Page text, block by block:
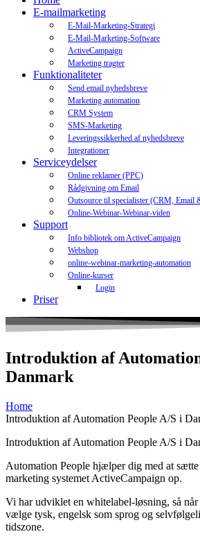
E-mailmarketing
E-Mail-Marketing-Strategi
E-Mail-Marketing-Software
ActiveCampaign
Marketing tragter
Funktionaliteter
Send email nyhedsbreve
Marketing automation
CRM System
SMS-Marketing
Leveringssikkerhed af nyhedsbreve
Integrationer
Serviceydelser
Online reklamer (PPC)
Rådgivning om Email
Outsource til specialister (CRM, Email
Online-Webinar-Webinar-viden
Support
Info bibliotek om ActiveCampaign
Webshop
online-webinar-marketing-automation
Online-kurser
Login
Priser
Introduktion af
Danmark
Home
Introduktion af Automation People A/S i
Introduktion af Automation People A/S i
Automation People hjælper dig med at
marketing systemet ActiveCampaign op.
Vi har udviklet en whitelabel-løsning, så
vælge tysk, engelsk som sprog og
tidszone.